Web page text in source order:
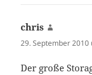
chris
29. September 2010
Der große